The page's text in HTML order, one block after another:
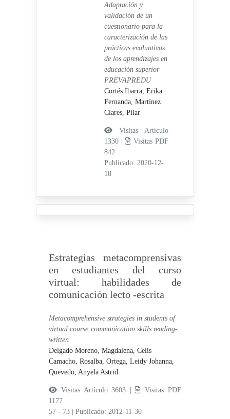
Adaptación y
validación de un
cuestionario para la
caracterización de las
prácticas evaluativas
de los aprendizajes en
educación superior
PREVAPREDU
Cortés Ibarra, Erika
Fernanda, Martínez
Clares, Pilar
Visitas Artículo
1330 |
Visitas PDF
842
Publicado: 2020-12-
18
Estrategias metacomprensivas
en estudiantes del curso
virtual: habilidades de
comunicación lecto -escrita
Metacomprehensive strategies in students of
virtual course:communication skills reading-
written
Delgado Moreno, Magdalena,Celis
Camacho, Rosalba,Ortega, Leidy Johanna,
Quevedo, Anyela Astrid
Visitas Artículo 3603 |
Visitas PDF
1177
57 - 73
|Publicado: 2012-11-30